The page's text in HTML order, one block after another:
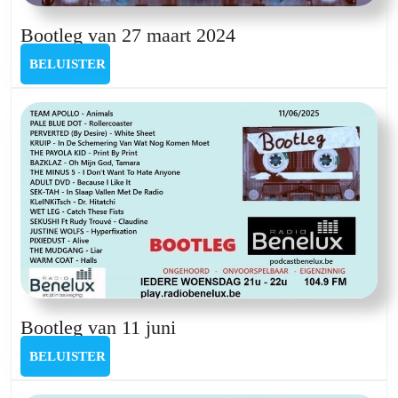
Bootleg van 27 maart 2024Bootleg
maart
2024
BELUISTER
Bootleg van 11 juni
BELUISTER